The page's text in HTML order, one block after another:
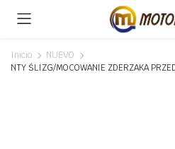
Inicio
NUEVO
NTY ŚLIZG/MOCOWANIE ZDERZAKA